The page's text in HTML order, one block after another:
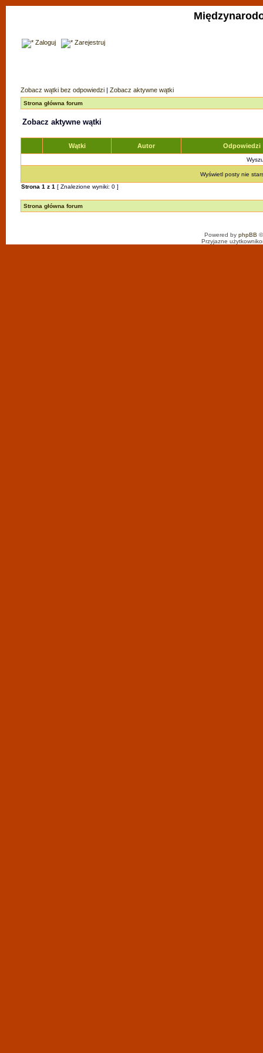
Zaloguj Zarejestruj
Zobacz wątki bez odpowiedzi | Zobacz aktywne wątki
Strona główna forum
Zobacz aktywne wątki
Wątki Autor Odpowiedzi
Wyświetl posty nie
Strona 1 z 1 [ Znalezione wyniki: 0 ]
Strona główna forum
Powered by phpBB
Przyjazne